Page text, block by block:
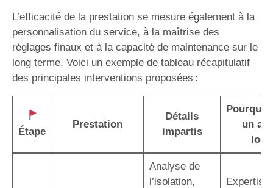
L’efficacité de la prestation se mesure également à la
personnalisation du service, à la maîtrise des
réglages finaux et à la capacité de maintenance sur le
long terme. Voici un exemple de tableau récapitulatif
des principales interventions proposées :
Étape
Prestation
Détails
impartis
un
Analyse de
l’isolation,
Expertise